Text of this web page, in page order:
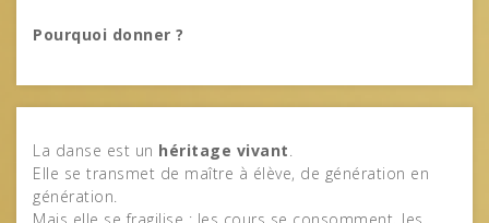
Pourquoi donner ?
La danse est un héritage vivant
Elle se transmet de maître à élève, de génération en
génération.
Mais elle se fragilise : les cours se consomment, les